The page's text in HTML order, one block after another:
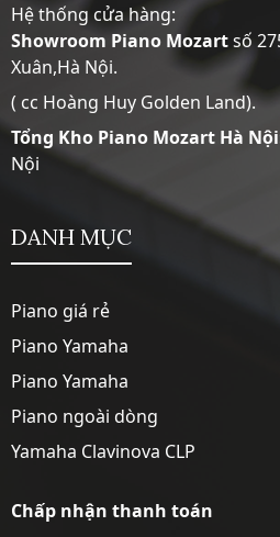
Hệ thống cửa hàng:
Showroom Piano Mozartsố
Xuân,Hà Nội.
( cc Hoàng Huy Golden Land).
Tổng Kho Piano Mozart Hà
Nội
DANH MỤC
Piano giá rẻ
Piano Yamaha
Piano Yamaha
Piano ngoài dòng
Yamaha Clavinova CLP
Chấp nhận thanh toán